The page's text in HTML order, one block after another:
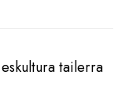
tailerra